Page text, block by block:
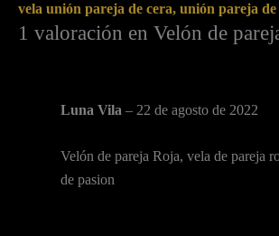
vela unión pareja de cera, unión pareja
1 valoración en Velón de
Luna Vila – 22 de agosto de 2022
Velón de pareja Roja, vela de pareja
de pasion